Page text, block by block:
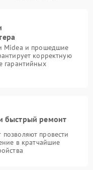
Midea и прошедшие
корректную
гарантийных
быстрый ремонт
провести
в кратчайшие